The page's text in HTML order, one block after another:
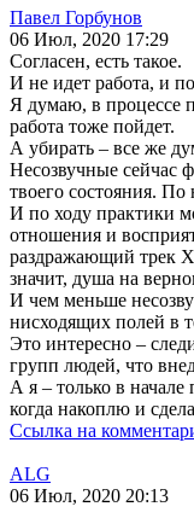
Павел Горбунов
06 Июл, 2020 17:29
Согласен, есть такое.
И не идет работа, и
Я думаю, в процессе
работа тоже пойдет.
А убирать – все же
Несозвучные сейчас
твоего состояния.
И по ходу практики
отношения и
раздражающий трек
значит, душа на
И чем меньше
нисходящих полей в
Это интересно –
групп людей, что
А я – только в
когда накоплю и
Ссылка на
ALG
06 Июл, 2020 20:13